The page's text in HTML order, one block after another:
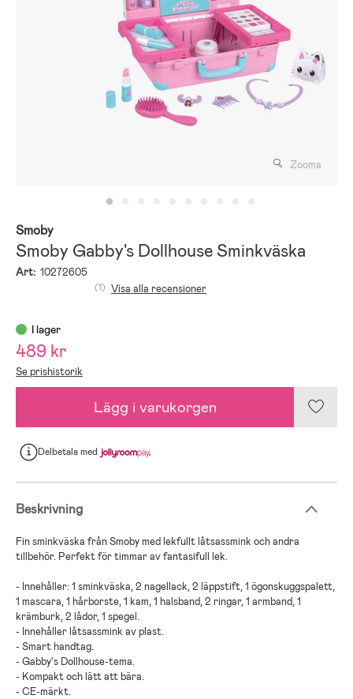
Zooma
Smoby
Smoby Gabby's Dollhouse Sminkväska
Art: 10272605
(1) Visa alla recensioner
I lager
489 kr
Se prishistorik
Lägg i varukorgen
Delbetalamed
Beskrivning
Fin sminkväska från Smoby med lekfullt låtsassmink och andra
tillbehör. Perfekt för timmar av fantasifull lek.
- Innehåller: 1 sminkväska, 2 nagellack, 2 läppstift, 1 ögonskuggspalett,
1 mascara, 1 hårborste, 1 kam, 1 halsband, 2 ringar, 1 armband, 1
krämburk, 2 lådor, 1 spegel.
- Innehåller låtsassmink av plast.
- Smart handtag.
- Gabby's Dollhouse-tema.
- Kompakt och lätt att bära.
- CE-märkt.